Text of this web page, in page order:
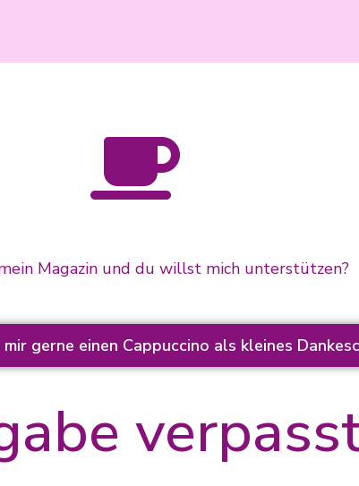
Magazin und du willst mich unterstützen?
gerne einen Cappuccino als kleines